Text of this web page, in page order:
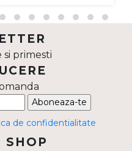
primesti
Aboneaza-te
de confidentialitate
SHOP